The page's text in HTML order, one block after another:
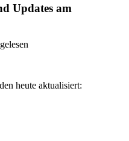
Updates am
heute aktualisiert: